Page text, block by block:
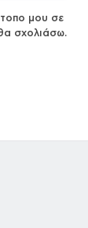
μου σε
σχολιάσω.